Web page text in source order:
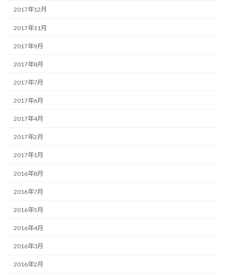
2017年12月
2017年11月
2017年9月
2017年8月
2017年7月
2017年6月
2017年4月
2017年2月
2017年1月
2016年8月
2016年7月
2016年5月
2016年4月
2016年3月
2016年2月